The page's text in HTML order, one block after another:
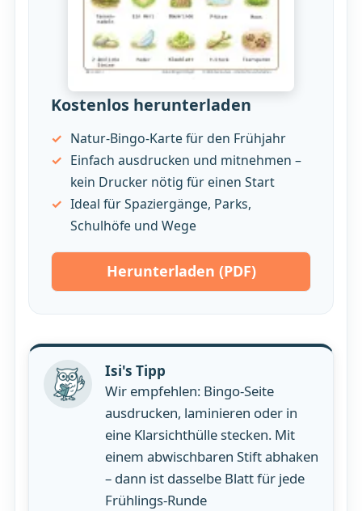
Kostenlos herunterladen
Natur-Bingo-Karte für den Frühjahr
Einfach ausdrucken und mitnehmen –
kein Drucker nötig für einen Start
Ideal für Spaziergänge, Parks,
Schulhöfe und Wege
Herunterladen (PDF)
Isi's Tipp
Wir empfehlen: Bingo-Seite
ausdrucken, laminieren oder in
eine Klarsichthülle stecken. Mit
einem abwischbaren Stift abhaken
– dann ist dasselbe Blatt für jede
Frühlings-Runde